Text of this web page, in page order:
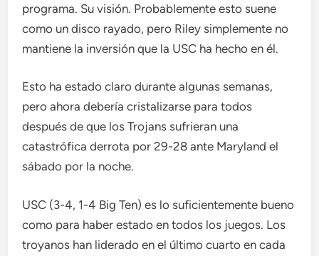
programa. Su visión. Probablemente esto suene
como un disco rayado, pero Riley simplemente no
mantiene la inversión que la USC ha hecho en él.
Esto ha estado claro durante algunas semanas,
pero ahora debería cristalizarse para todos
después de que los Trojans sufrieran una
catastrófica derrota por 29-28 ante Maryland el
sábado por la noche.
USC (3-4, 1-4 Big Ten) es lo suficientemente bueno
como para haber estado en todos los juegos. Los
troyanos han liderado en el último cuarto en cada